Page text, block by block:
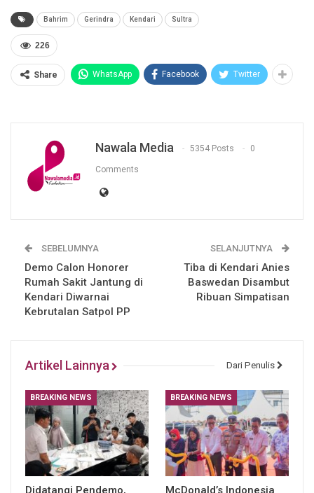
Bahrim Gerindra Kendari Sultra
226
Share WhatsApp Facebook Twitter
Nawala Media 5354 Posts 0
Comments
SEBELUMNYA
Demo Calon Honorer
Rumah Sakit Jantung di
Kendari Diwarnai
Kebrutalan Satpol PP
SELANJUTNYA
Tiba di Kendari Anies
Baswedan Disambut
Ribuan Simpatisan
Artikel Lainnya Dari Penulis
BREAKING NEWS
Didatangi Pendemo,
BREAKING NEWS
McDonald’s Indonesia